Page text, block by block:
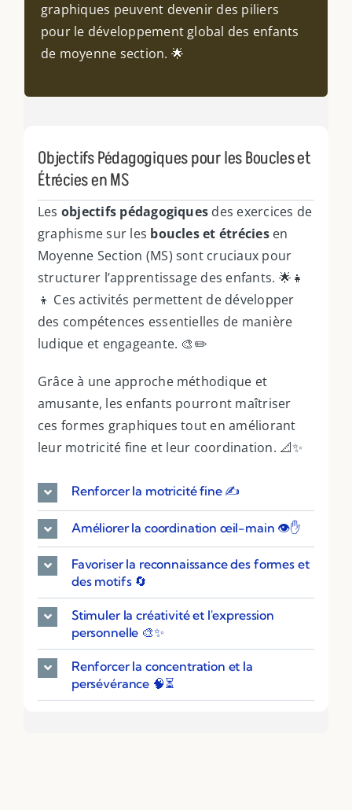
graphiques peuvent devenir des piliers
pour le développement global des enfants
de moyenne section. 🌟
Objectifs Pédagogiques pour les Boucles et
Étrécies en MS
Les objectifs pédagogiques des exercices de
graphisme sur les boucles et étréciesen
Moyenne Section (MS) sont cruciaux pour
structurer l’apprentissage des enfants. 🌟👧
👦 Ces activités permettent de développer
des compétences essentielles de manière
ludique et engageante. 🎨✏️
Grâce à une approche méthodique et
amusante, les enfants pourront maîtriser
ces formes graphiques tout en améliorant
leur motricité fine et leur coordination. 📐✨
Renforcer la motricité fine ✍️
Améliorer la coordination œil-main 👁️✋
Favoriser la reconnaissance des formes et
des motifs 🔄
Stimuler la créativité et l'expression
personnelle 🎨✨
Renforcer la concentration et la
persévérance 🧠⏳